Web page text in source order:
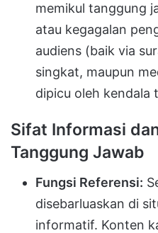
memikul tanggung
atau kegagalan
audiens (baik via
singkat, maupun
dipicu oleh kendala
Sifat Informasi
Tanggung Jawab
Fungsi Referensi:
disebarluaskan di
informatif. Konten